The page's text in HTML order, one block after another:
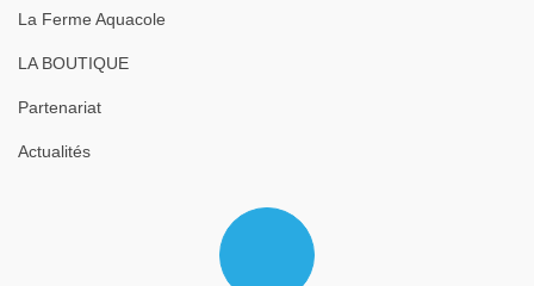
La Ferme Aquacole
LA BOUTIQUE
Partenariat
Actualités